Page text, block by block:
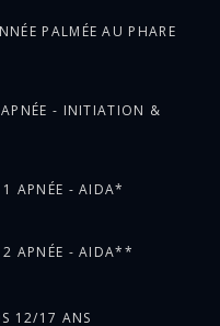
PALMÉE AU PHARE
APNÉE - INITIATION &
APNÉE - AIDA*
2 APNÉE - AIDA**
12/17 ANS